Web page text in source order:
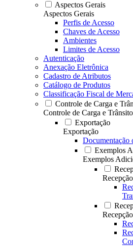
Aspectos Gerais
Aspectos Gerais
Perfis de Acesso
Chaves de Acesso
Ambientes
Limites de Acesso
Autenticação
Anexação Eletrônica
Cadastro de Atributos
Catálogo de Produtos
Classificação Fiscal de
Controle de Carga e
Controle de Carga e Trânsito
Exportação
Exportação
Documentação
Exemplos
Exemplos